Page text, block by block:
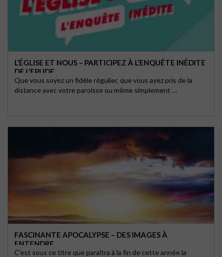
L’ÉGLISE ET NOUS – PARTICIPEZ À L’ENQUÊTE INÉDITE
DE L’EPUDF
Que vous soyez un fidèle régulier, que vous ayez pris de la
distance avec votre paroisse ou même simplement …
FASCINANTE APOCALYPSE – DES IMAGES À
ENTENDRE
C’est sous ce titre que paraîtra à la fin de cette année la